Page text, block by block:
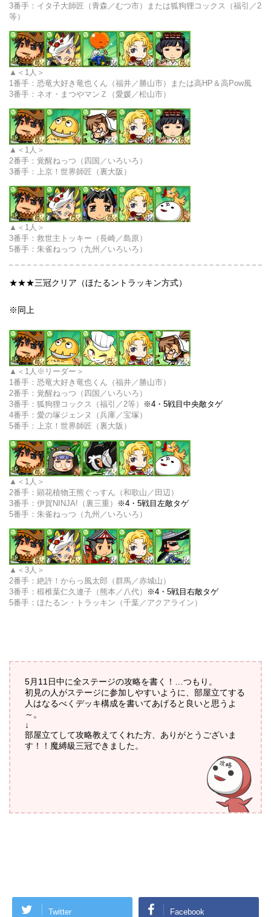
3番手：イタ子大師匠（青森／むつ市）または狐狗狸コックス（福引／2
等）
＜1人＞
1番手： 恐竜大好き竜也くん（福井／勝山市）または高HP＆高Pow風
3番手：ネオ・まつやマンＺ（愛媛／松山市）
＜1人＞
2番手：覚醒ねっつ（四国／いろいろ）
3番手：
上京！世界師匠（裏大阪）
＜1人＞
3番手： 救世主トッキー（長崎／島原）
5番手：朱雀ねっつ（九州／いろいろ）
★★★三冠クリア（ほたるントラッキン方式）
※同上
＜1人※リーダー＞
1番手： 恐竜大好き竜也くん（福井／勝山市）
2番手：覚醒ねっつ（四国／いろいろ）
3番手：狐狗狸コックス（福引／2等）
※4・5戦目中央敵タゲ
4番手：愛の塚ジェンヌ（兵庫／宝塚）
5番手：上京！世界師匠（裏大阪）
＜1人＞
2番手： 顕花植物王熊ぐっすん（和歌山／田辺）
3番手：伊賀NINJA!（裏三重）
※4・5戦目左敵タゲ
5番手：朱雀ねっつ（九州／いろいろ）
＜3人＞
2番手： 絶許！からっ風太郎（群馬／赤城山）
3番手：椴椎葉仁久連子（熊本／八代）
※4・5戦目右敵タゲ
5番手：ほたるン・トラッキン（千葉／アクアライン）
5月11日中に全ステージの攻略を書く！…つもり。
初見の人がステージに参加しやすいように、部屋立てする
人はなるべくデッキ構成を書いてあげると良いと思うよ
～。
↓
部屋立てして攻略教えてくれた方、ありがとうございま
す！！魔縛級三冠できました。
Twitter Facebook